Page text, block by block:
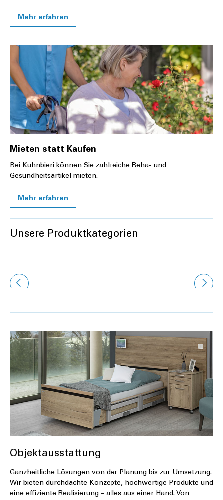
Mehr erfahren
Mieten statt Kaufen
Bei Kuhnbieri können Sie zahlreiche Reha- und
Gesundheitsartikel mieten.
Mehr erfahren
Unsere Produktkategorien
Objektausstattung
Ganzheitliche Lösungen von der Planung bis zur Umsetzung.
Wir bieten durchdachte Konzepte, hochwertige Produkte und
eine effiziente Realisierung – alles aus einer Hand. Von